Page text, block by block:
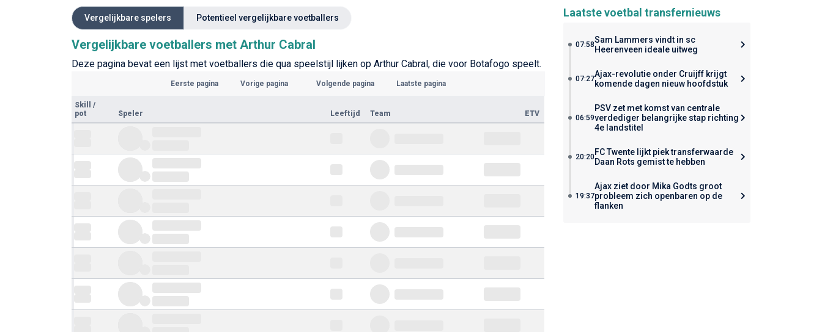
Vergelijkbare spelers Potentieel vergelijkbare voetballers
Vergelijkbare voetballers met Arthur Cabral
Deze pagina bevat een lijst met voetballers die qua speelstijl lijken op Arthur Cabral, die voor Botafogo speelt.
Eerste pagina Vorige pagina Volgende pagina Laatste pagina
Skill
/
pot
Speler Leeftijd Team ETV
Laatste voetbal transfernieuws
07:58Sam Lammers vindt in sc
Heerenveen ideale uitweg
07:27Ajax-revolutie onder Cruijff krijgt
komende dagen nieuw hoofdstuk
06:59
PSV zet met komst van centrale
verdediger belangrijke stap richting
4e landstitel
20:20FC Twente lijkt piek transferwaarde
Daan Rots gemist te hebben
19:37
Ajax ziet door Mika Godts groot
probleem zich openbaren op de
flanken